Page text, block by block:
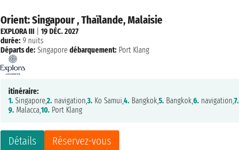
Orient: Singapour , Thaïlande, Malaisie
Détails Réservez-vous
EXPLORA III |19 DÉC. 2027
durée: 9 nuits
Départs de: Singapore débarquement: Port Klang
itinéraire:
1. Singapore,2. navigation,3. Ko Samui,4. Bangkok,5. Bangkok,6. navigation,7.
9. Malacca,10. Port Klang